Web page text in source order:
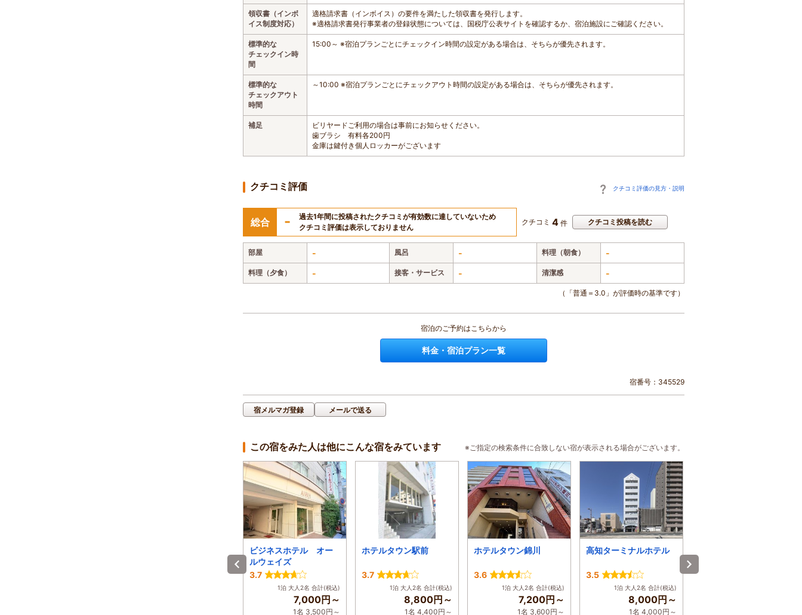
領収書（インボ
イス制度対応）
適格請求書（インボイス）の要件を満たした領収書を発行します。
※適格請求書発行事業者の登録状態については、国税庁公表サイトを確認するか、宿泊施設にご確認ください。
標準的な
チェックイン時
間
15:00～ ※宿泊プランごとにチェックイン時間の設定がある場合は、そちらが優先されます。
標準的な
チェックアウト
時間
～10:00 ※宿泊プランごとにチェックアウト時間の設定がある場合は、そちらが優先されます。
補足
ビリヤードご利用の場合は事前にお知らせください。
歯ブラシ 有料各200円
金庫は鍵付き個人ロッカーがございます
クチコミ評価 クチコミ評価の見方・説明
総合 -
過去1年間に投稿されたクチコミが有効数に達していないため
クチコミ評価は表示しておりません
クチコミ 4 件 クチコミ投稿を読む
部屋 - 風呂 - 料理（朝食） -
料理（夕食） - 接客・サービス - 清潔感 -
（「普通＝3.0」が評価時の基準です）
宿泊のご予約はこちらから
料金・宿泊プラン一覧
宿番号：345529
宿メルマガ登録 メールで送る
この宿をみた人は他にこんな宿をみています ※ご指定の検索条件に合致しない宿が表示される場合がございます。
ビジネスホテル オー
ルウェイズ
3.7
1泊 大人2名 合計(税込)
7,000円～
1名 3,500円～
ホテルタウン駅前
3.7
1泊 大人2名 合計(税込)
8,800円～
1名 4,400円～
ホテルタウン錦川
3.6
1泊 大人2名 合計(税込)
7,200円～
1名 3,600円～
高知ターミナルホテル
3.5
1泊 大人2名 合計(税込)
8,000円～
1名 4,000円～
3.4